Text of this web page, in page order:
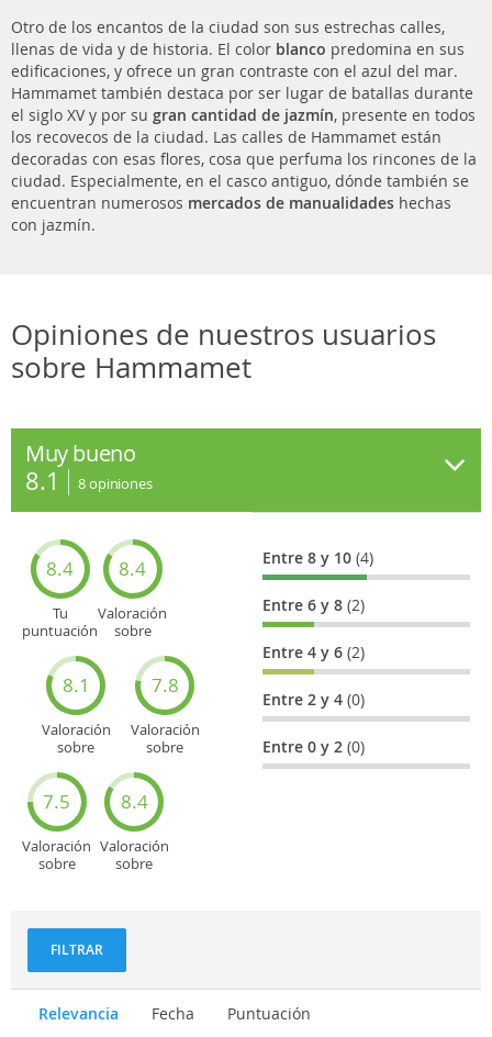
Otro de los encantos de la ciudad son sus estrechas calles,
llenas de vida y de historia. El color blanco predomina en sus
edificaciones, y ofrece un gran contraste con el azul del mar.
Hammamet también destaca por ser lugar de batallas durante
el siglo XV y por su gran cantidad de jazmín, presente en todos
los recovecos de la ciudad. Las calles de Hammamet están
decoradas con esas flores, cosa que perfuma los rincones de la
ciudad. Especialmente, en el casco antiguo, dónde también se
encuentran numerosos mercados de manualidades hechas
con jazmín.
Opiniones de nuestros usuarios
sobre Hammamet
Muy bueno
8.1 8opiniones
8.4
Tu
puntuación
8.4
Valoración
sobre
8.1
Valoración
sobre
7.8
Valoración
sobre
turísticos
7.5
Valoración
sobre
8.4
Valoración
sobre
Entre 8 y 10(4)
Entre 6 y 8(2)
Entre 4 y 6(2)
Entre 2 y 4(0)
Entre 0 y 2(0)
FILTRAR
Relevancia Fecha Puntuación